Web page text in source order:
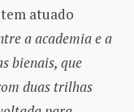
tem atuado
a academia e a
bienais, que
duas trilhas